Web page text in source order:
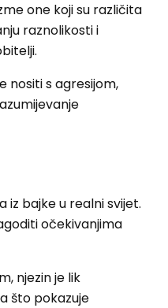
one koji su različita
raznolikosti i
nositi s agresijom,
iz bajke u realni svijet.
očekivanjima
njezin je lik
što pokazuje